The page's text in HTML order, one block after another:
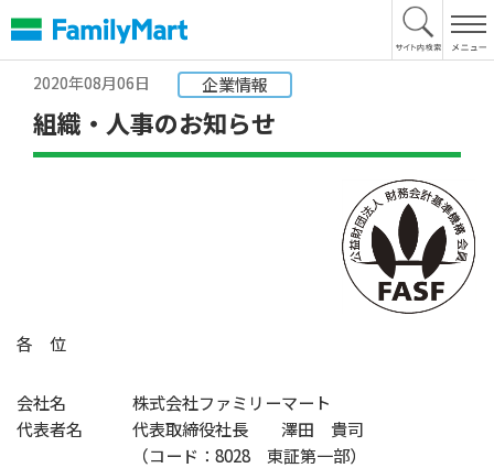
文
へ
2020年08月06日
企業情報
組織・人事のお知らせ
各 位
会社名
株式会社ファミリーマート
代表者名
代表取締役社長 澤田 貴司
（コード：8028 東証第一部）